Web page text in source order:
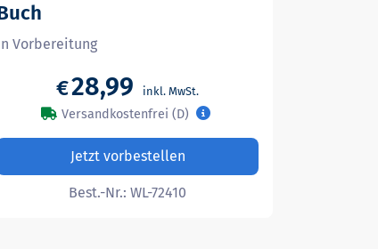
Vorbereitung
€28,99
Versandkostenfrei (D)
Jetzt vorbestellen
Best.-Nr.:WL-72410